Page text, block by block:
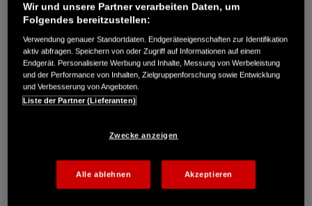
AUTO HARKE GMBH
Randersweide 59-63
21035 Hamburg
+49 40 735 935 0
DETAILS
Wir und unsere Partner verarbeiten Daten, um
Folgendes bereitzustellen:
Verwendung genauer Standortdaten. Endgeräteeigenschaften zur Identifikation
aktiv abfragen. Speichern von oder Zugriff auf Informationen auf einem
Endgerät. Personalisierte Werbung und Inhalte, Messung von Werbeleistung
und der Performance von Inhalten, Zielgruppenforschung sowie Entwicklung
und Verbesserung von Angeboten.
Liste der Partner (Lieferanten)
Zwecke anzeigen
Alle ablehnen Akzeptieren